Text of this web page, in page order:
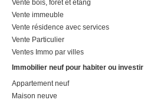
Vente bois, forêt et étang
Vente immeuble
Vente résidence avec services
Vente Particulier
Ventes Immo par villes
Immobilier neuf pour habiter ou investir
Appartement neuf
Maison neuve